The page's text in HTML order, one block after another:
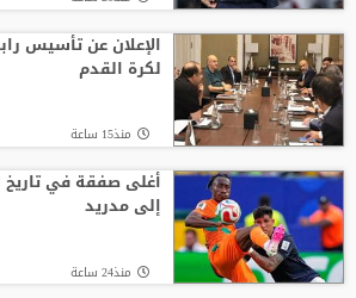
الإعلان عن تأسيس
لكرة القدم
منذ15 ساعة
أغلى صفقة في تاريخ
إلى مدريد
منذ24 ساعة